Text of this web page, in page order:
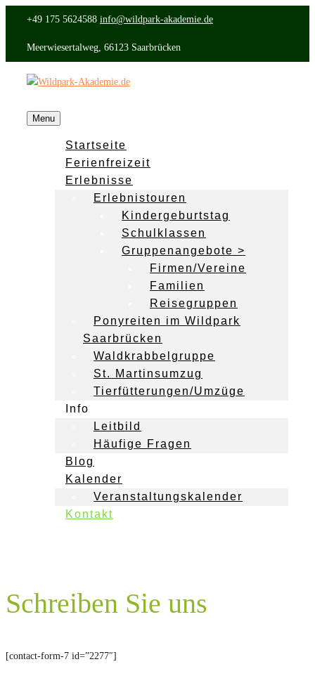
+49 175 5624588 info@wildpark-akademie.de
Meerwiesertalweg, 66123 Saarbrücken
Menu
Startseite
Ferienfreizeit
Erlebnisse
Erlebnistouren
Kindergeburtstag
Schulklassen
Gruppenangebote >
Firmen/Vereine
Familien
Reisegruppen
Ponyreiten im Wildpark
Saarbrücken
Waldkrabbelgruppe
St. Martinsumzug
Tierfütterungen/Umzüge
Info
Leitbild
Häufige Fragen
Blog
Kalender
Veranstaltungskalender
Kontakt
Schreiben Sie uns
[contact-form-7 id=”2277″]